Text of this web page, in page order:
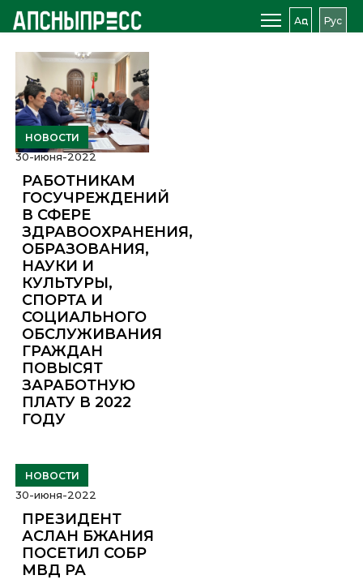
Аԥс Рус
НОВОСТИ
30-июня-2022
РАБОТНИКАМ
ГОСУЧРЕЖДЕНИЙ
В СФЕРЕ
ЗДРАВООХРАНЕНИЯ,
ОБРАЗОВАНИЯ,
НАУКИ И
КУЛЬТУРЫ,
СПОРТА И
СОЦИАЛЬНОГО
ОБСЛУЖИВАНИЯ
ГРАЖДАН
ПОВЫСЯТ
ЗАРАБОТНУЮ
ПЛАТУ В 2022
ГОДУ
НОВОСТИ
30-июня-2022
ПРЕЗИДЕНТ
АСЛАН БЖАНИЯ
ПОСЕТИЛ СОБР
МВД РА